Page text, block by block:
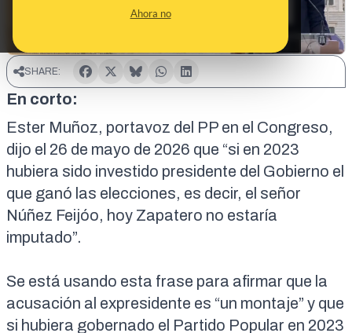
Ahora no
SHARE:
En corto:
Ester Muñoz, portavoz del PP en el Congreso,
dijo el 26 de mayo de 2026 que “si en 2023
hubiera sido investido presidente del Gobierno el
que ganó las elecciones, es decir, el señor
Núñez Feijóo, hoy Zapatero no estaría
imputado”.
Se está usando esta frase para afirmar que la
acusación al expresidente es “un montaje” y que
si hubiera gobernado el Partido Popular en 2023